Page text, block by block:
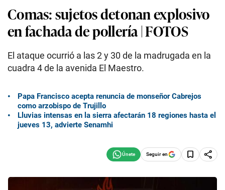
Comas: sujetos detonan explosivo
en fachada de pollería | FOTOS
El ataque ocurrió a las 2 y 30 de la madrugada en la
cuadra 4 de la avenida El Maestro.
Papa Francisco acepta renuncia de monseñor Cabrejos
como arzobispo de Trujillo
Lluvias intensas en la sierra afectarán 18 regiones hasta el
jueves 13, advierte Senamhi
Seguir en